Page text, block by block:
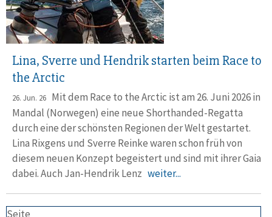
Lina, Sverre und Hendrik starten beim Race to
the Arctic
26. Jun. 26 Mit dem Race to the Arctic ist am 26. Juni 2026 in
Mandal (Norwegen) eine neue Short­handed-Regatta
durch eine der schön­sten Regionen der Welt gestartet.
Lina Rixgens und Sverre Reinke waren schon früh von
diesem neuen Konzept begeistert und sind mit ihrer Gaia
dabei. Auch Jan-Hendrik Lenz weiter...
Seite